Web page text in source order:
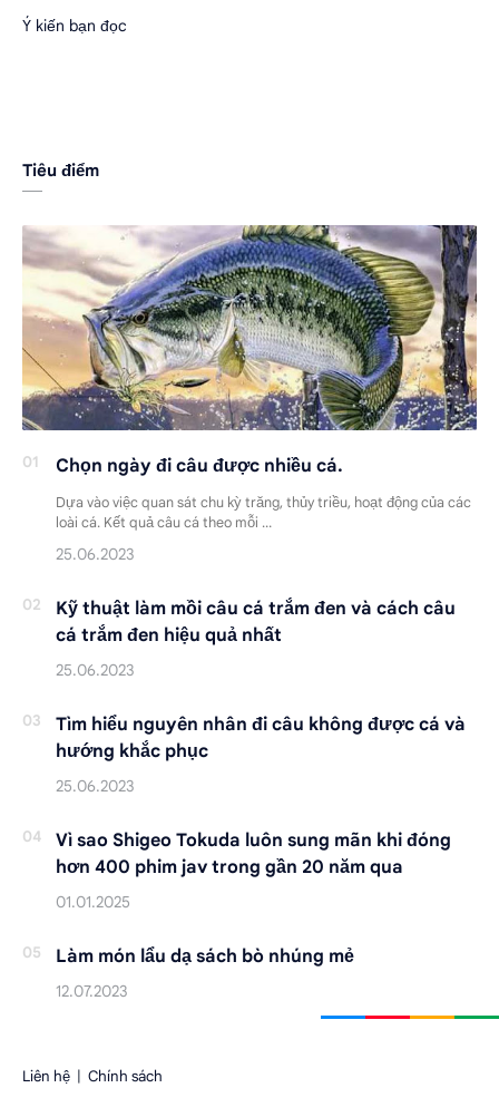
Ý kiến bạn đọc
Tiêu điểm
Chọn ngày đi câu được nhiều cá.
Dựa vào việc quan sát chu kỳ trăng, thủy triều, hoạt động của các
loài cá. Kết quả câu cá theo mỗi …
Kỹ thuật làm mồi câu cá trắm đen và cách câu
cá trắm đen hiệu quả nhất
Tìm hiểu nguyên nhân đi câu không được cá và
hướng khắc phục
Vì sao Shigeo Tokuda luôn sung mãn khi đóng
hơn 400 phim jav trong gần 20 năm qua
Làm món lẩu dạ sách bò nhúng mẻ
Liên hệ | Chính sách